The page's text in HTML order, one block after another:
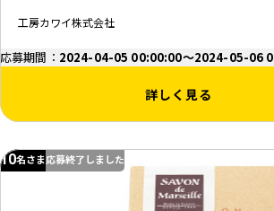
工房カワイ株式会社
応募期間： 2024-04-05 00:00:00～2024-05-06
詳しく見る
10名さま応募終了しました